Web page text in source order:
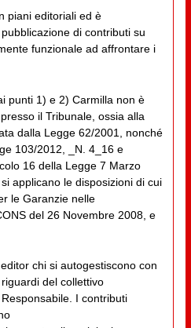
piani editoriali ed è
di contributi su
funzionale ad affrontare i
punti 1) e 2) Carmilla non è
il Tribunale, ossia alla
dalla Legge 62/2001, nonché
103/2012, _N. 4_16 e
16 della Legge 7 Marzo
applicano le disposizioni di cui
le Garanzie nelle
del 26 Novembre 2008, e
chi si autogestiscono con
del collettivo
I contributi